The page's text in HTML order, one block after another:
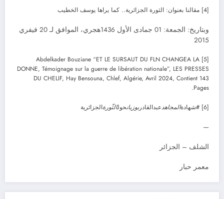
[4] مقالنا بعنوان: الثورة الجزائرية.. كما يراها يوسف الخطيب
وبتاريخ: الجمعة: 01 جمادى الأول 1436هجري، الموافق لـ 20 فيفري
2015
[5] Abdelkader Bouziane “ET LE SURSAUT DU FLN CHANGEA LA
DONNE, Témoignage sur la guerre de libération nationale”, LES PRESSES
DU CHELIF, Hay Bensouna, Chlef, Algérie, Avril 2024, Contient 143
Pages.
[6] #شهادة المجاهدعبدالقادربوزيانحولالثّورةالجزائرية
—
الشلف – الجزائر
معمر حبار